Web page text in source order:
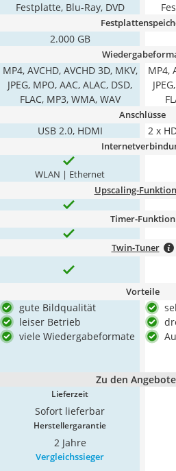
Festplatte, Blu-Ray, DVD
2.000 GB
MP4, AVCHD, AVCHD 3D, MKV,
JPEG, MPO, AAC, ALAC, DSD,
FLAC, MP3, WMA, WAV
MP4,
Anschlüsse
USB 2.0, HDMI 2 x
WLAN | Ethernet
Upscaling-Funktion
Timer-Funktion
Twin-Tuner
Vorteile
gute Bildqualität
leiser Betrieb
viele Wiedergabeformate
Zu den
Lieferzeit
Sofort lieferbar
Herstellergarantie
2 Jahre
Vergleichssieger